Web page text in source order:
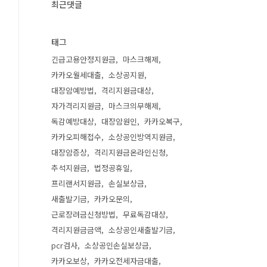
최근댓글
태그
긴급고용안정지원금
마스크해제
카카오월세대출
소상공지원
대장암예방법
격리지원금대상
자가격리지원금
마스크의무해제
독감예방대상
대장암원인
카카오복구
카카오피해접수
소상공인방역지원금
대장암증상
격리지원금온라인신청
추석지원금
법정공휴일
프리랜서지원금
손실보상금
새출발기금
카카오문의
근로장려금신청방법
무료독감대상
격리지원금금액
소상공인새출발기금
pcr검사
소상공인손실보상금
카카오보상
카카오전세자금대출